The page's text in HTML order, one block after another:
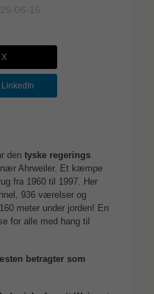
06-15
X
LinkedIn
dentyske regerings
nær Ahrweiler. Et kæmpe
fra 1960 til 1997. Her
936 værelser og
meter under jorden! En
for alle med hang til
betragter som